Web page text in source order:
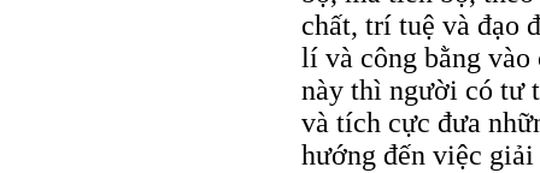
chất, trí tuệ và đạo
lí và công bằng
này thì người có tư
và tích cực đưa
hướng đến việc giải